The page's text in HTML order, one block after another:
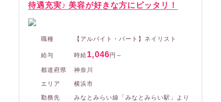
待遇充実♪ 美容が好きな方にピッタリ！
職種 【アルバイト・パート】ネイリスト
給与 時給1,046円～
都道府県
神奈川
エリア
横浜市
勤務先
みなとみらい線「みなとみらい駅」より